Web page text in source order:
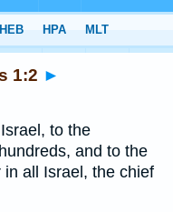
1:2 ►
to the
and to the
all Israel, the chief